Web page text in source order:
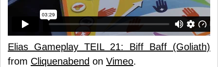
Elias Gameplay TEIL 21: Biff Baff (Goliath)
from Cliquenabend on Vimeo.